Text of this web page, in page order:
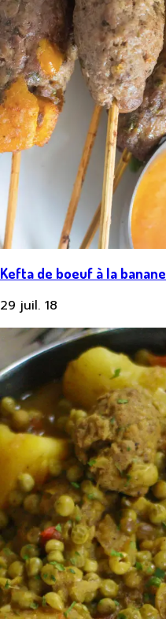
Kefta de boeuf à la
29 juil. 18